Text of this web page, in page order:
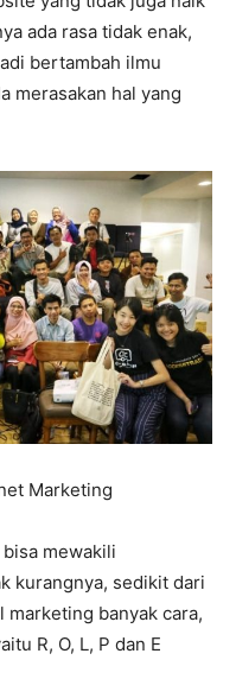
ada rasa tidak enak,
bertambah ilmu
merasakan hal yang
Marketing
mewakili
kurangnya, sedikit dari
marketing banyak cara,
R, O, L, P dan E